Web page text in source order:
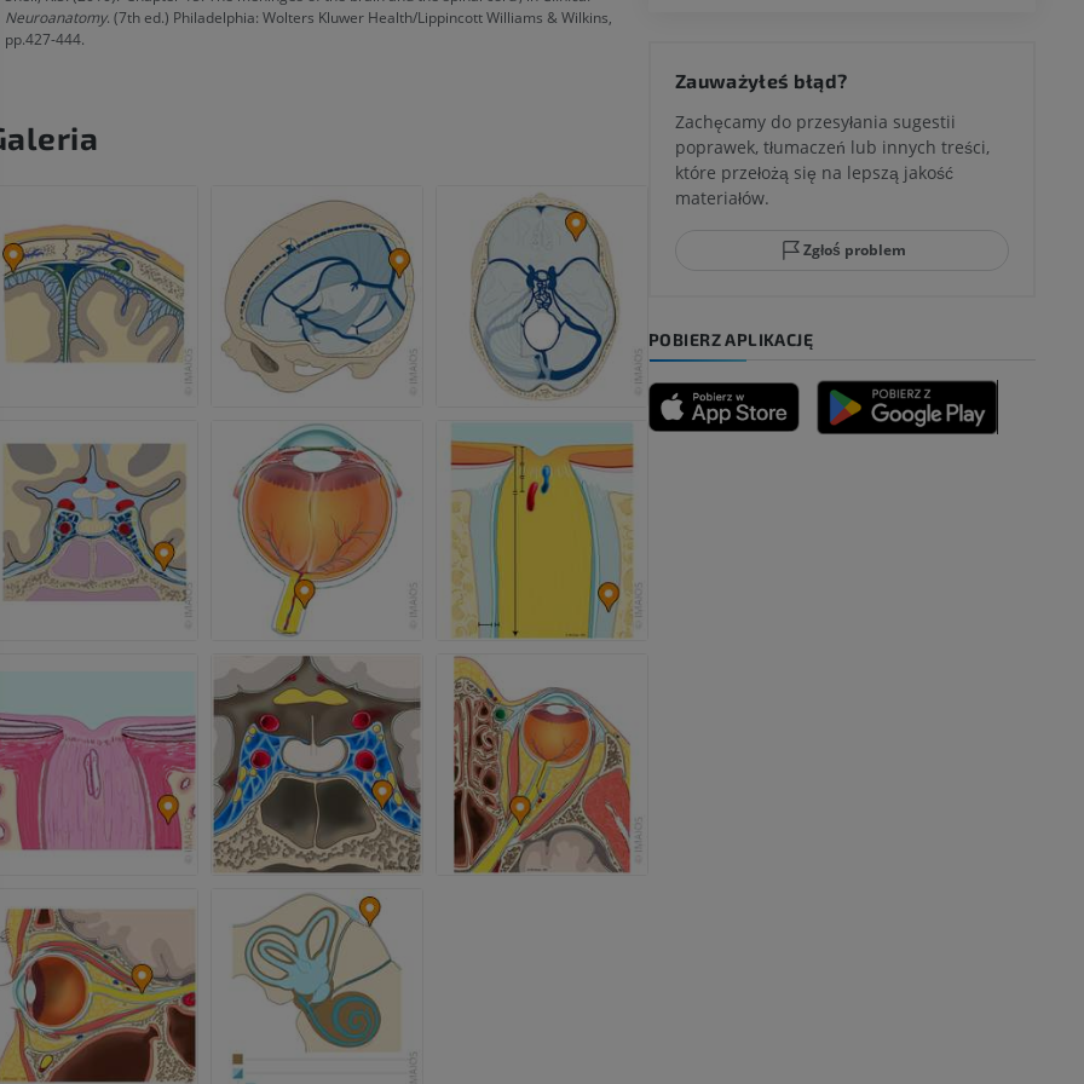
Neuroanatomy. (7th ed.) Philadelphia: Wolters Kluwer Health/Lippincott Williams & Wilkins,
pp.427-444.
RTG kończyny górnej
Radiografia
Kończyna górna
Arteriografia kończyny
górnej
Angiografia
ZA DARMO
Projekt Obrazowanie
PREMIUM
PREMIUM
PREMIUM
RM przodostopia
PREMIUM
PREMIUM
Tętnice i kości nogi
ZA DARMO
Arteriografia kończyny
dolnej
Angiografia
ZA DARMO
Zauważyłeś błąd?
Zachęcamy do przesyłania sugestii
poprawek, tłumaczeń lub innych treści,
które przełożą się na lepszą jakość
materiałów.
Zgłoś problem
POBIERZ APLIKACJĘ